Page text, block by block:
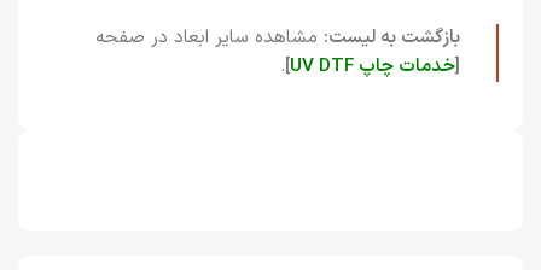
بازگشت به لیست: مشاهده سایر ابعاد در صفحه
[خدمات چاپ UV DTF ]
.